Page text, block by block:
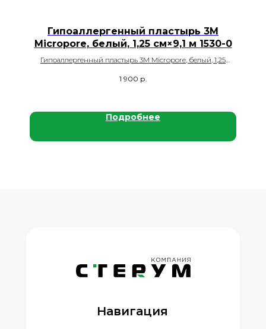
Гипоаллергенный пластырь 3М
Micropore, белый, 1,25 см×9,1 м 1530-0
Гипоаллергенный пластырь 3М Micropore, белый, 1,25
1 900 р.
Подробнее
Навигация